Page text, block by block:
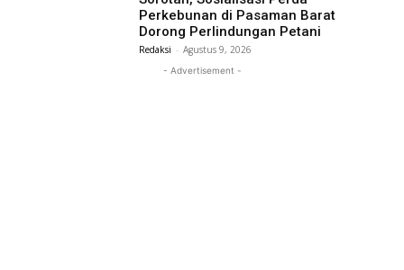
Perkebunan di Pasaman Barat
Dorong Perlindungan Petani
Redaksi - Agustus 9, 2026
- Advertisement -